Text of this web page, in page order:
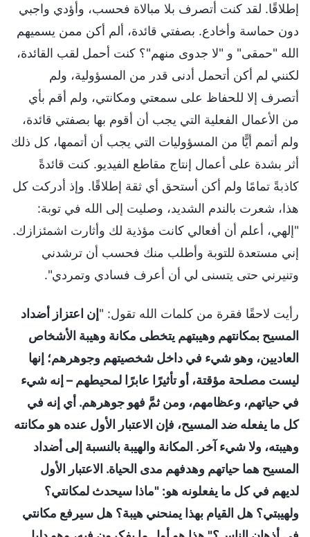
إطلاقًا. لقد كنت أتصرف بلا مبالاة فحسب، وأؤدي واجبي
دون حماسة وأخادع. بصفتي قائدة، ألم أكن ممن يسميهم
الله "حمقى" و "لا جدوى منهم"؟ كنت أحمل لقب القائدة،
لكنني لم أكن أتحمل أدنى قدر من المسؤولية، ولم
أتصرف إلا للحفاظ على سمعتي ومكانتي، ولم أقم بأي
من الأعمال الفعلية التي يجب أن أقوم بها بصفتي قائدة،
ولم أتمم أيًّا من المسؤوليات التي يجب أن أتممها، كل ذلك
أثر بشدة على أعمال إنتاج مقاطع الفيديو. كنت قائدةً
كاذبةً تمامًا ولم أكن أستحق أي ثقة إطلاقًا. وإذ أدركت كل
هذا، شعرت بالندم الشديد، وصليت إلى الله في توبة:
"إلهي، أعلم أن أفعالي كانت مؤذية لك وأثارت اشمئزازك.
إني مستعدة للتوبة وأطلب منك فحسب أن ترشدني
وتنيرني حتى يتسنى لي أن أعرف فسادي وتمردي".
رأيت لاحقًا فقرة من كلمات الله تقول: "إن اعتزاز أضداد
المسيح بمكانتهم وهيبتهم يتخطى مكانة وهيبة الأشخاص
العاديين، وهو شيء في داخل شخصيتهم وجوهرهم؛ إنها
ليست مصلحة مؤقتة، أو تأثيرًا عابرًا لمحيطهم – إنه شيء
في حياتهم، وعظامهم، ومن ثمَّ فهو جوهرهم. أي إنه في
كل ما يفعله ضد المسيح، فإن الاعتبار الأول عنده هو مكانته
وهيبته، ولا شيء آخر. المكانة والهيبة بالنسبة إلى أضداد
المسيح هما حياتهم وهدفهم مدى الحياة. الاعتبار الأول
لديهم في كل ما يفعلونه هو: "ماذا سيحدث لمكانتي؟
ولهيبتي؟ هل القيام بهذا يمنحني هيبة؟ هل سيرفع مكانتي